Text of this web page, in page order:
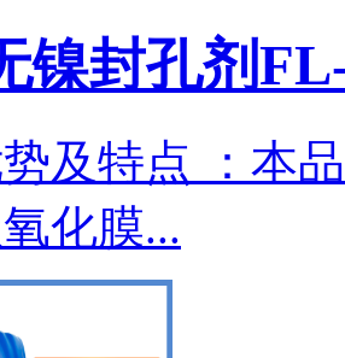
镍封孔剂
及特点 ：本
化膜...